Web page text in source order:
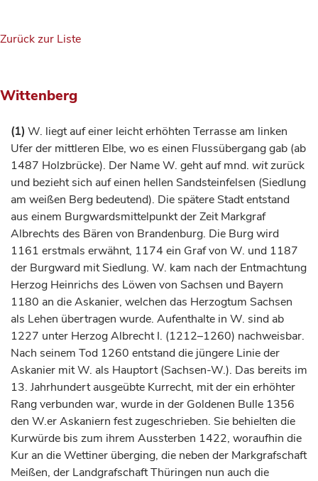
Zurück zur Liste
Wittenberg
(1) W. liegt auf einer leicht erhöhten Terrasse am linken
Ufer der mittleren Elbe, wo es einen Flussübergang gab (ab
1487 Holzbrücke). Der Name W. geht auf mnd. witzurück
und bezieht sich auf einen hellen Sandsteinfelsen (Siedlung
am weißen Berg bedeutend). Die spätere Stadt entstand
aus einem Burgwardsmittelpunkt der ZeitMarkgraf
Albrechts des Bären von Brandenburg. Die Burg wird
1161 erstmals erwähnt, 1174 ein Grafvon W. und 1187
der Burgward mit Siedlung. W. kam nach der Entmachtung
Herzog Heinrichs des Löwen von Sachsen und Bayern
1180 an die Askanier, welchen das Herzogtum Sachsen
als Lehen übertragen wurde. Aufenthalte in W. sind ab
1227 unter HerzogAlbrecht I. (1212–1260) nachweisbar.
Nach seinem Tod 1260 entstand die jüngere Linie der
Askanier mit W. als Hauptort (Sachsen-W.). Das bereits im
13. Jahrhundertausgeübte Kurrecht, mit der ein erhöhter
Rang verbunden war, wurde in der Goldenen Bulle 1356
den W.er Askaniern fest zugeschrieben. Sie behielten die
Kurwürde bis zum ihrem Aussterben 1422, woraufhin die
Kur an die Wettiner überging, die neben der Markgrafschaft
Meißen, der LandgrafschaftThüringen nun auch die